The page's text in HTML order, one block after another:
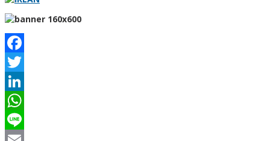
Facebook
Twitter
LinkedIn
WhatsApp